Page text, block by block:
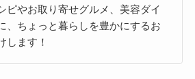
ピやお取り寄せグルメ、美容ダイ
、ちょっと暮らしを豊かにするお
します！